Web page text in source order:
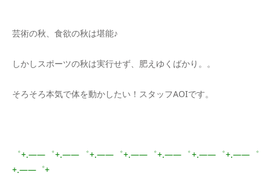
芸術の秋、食欲の秋は堪能♪
しかしスポーツの秋は実行せず、肥えゆくばかり。。
そろそろ本気で体を動かしたい！スタッフAOIです。
゜+.――゜+.――゜+.――゜+.――゜+.――゜+.――゜+.――゜
+.――゜+